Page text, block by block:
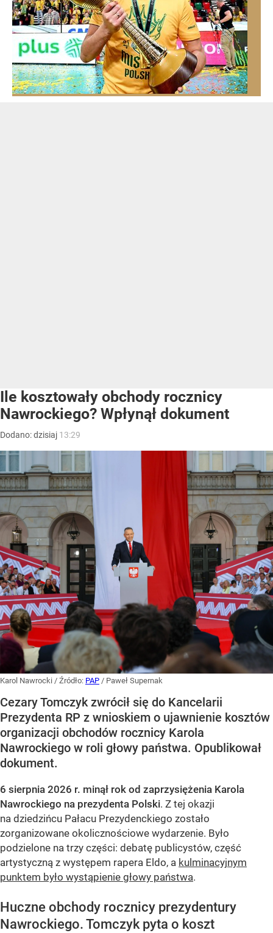
Ile kosztowały obchody rocznicy
Nawrockiego? Wpłynął dokument
Dodano:dzisiaj 13:29
Karol Nawrocki / Źródło: PAP / Paweł Supernak
Cezary Tomczyk zwrócił się do Kancelarii
Prezydenta RP z wnioskiem o ujawnienie kosztów
organizacji obchodów rocznicy Karola
Nawrockiego w roli głowy państwa. Opublikował
dokument.
6 sierpnia 2026 r. minął rok od zaprzysiężenia Karola
Nawrockiego na prezydenta Polski. Z tej okazji
na dziedzińcu Pałacu Prezydenckiego zostało
zorganizowane okolicznościowe wydarzenie. Było
podzielone na trzy części: debatę publicystów, część
artystyczną z występem rapera Eldo, a kulminacyjnym
punktem było wystąpienie głowy państwa.
Huczne obchody rocznicy prezydentury
Nawrockiego. Tomczyk pyta o koszt